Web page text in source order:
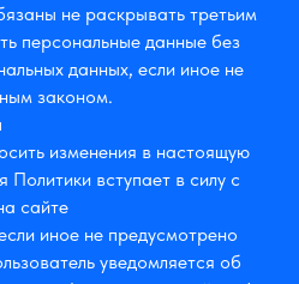
не раскрывать третьим
персональные данные без
данных, если иное не
законом.
изменения в настоящую
вступает в силу с
сайте
иное не предусмотрено
уведомляется об